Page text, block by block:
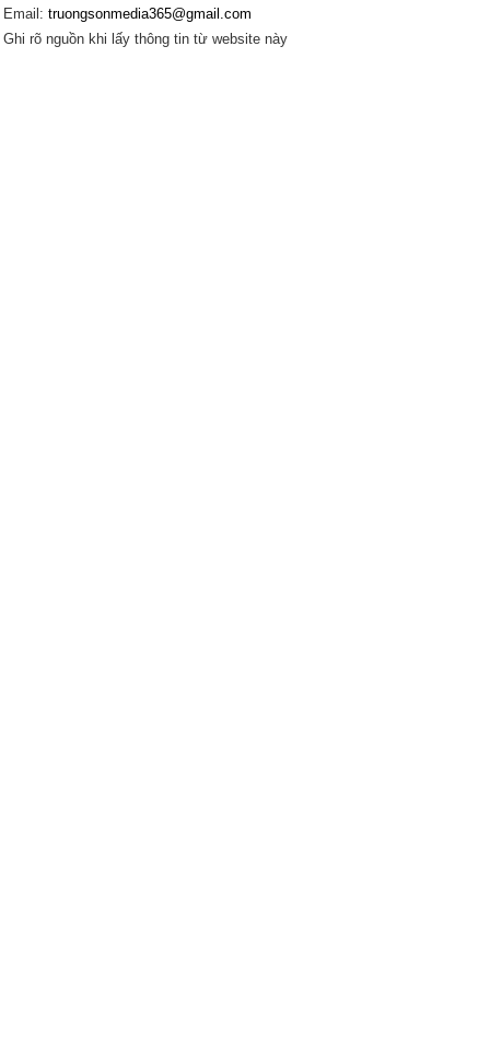
Email: truongsonmedia365@gmail.com
Ghi rõ nguồn khi lấy thông tin từ website này